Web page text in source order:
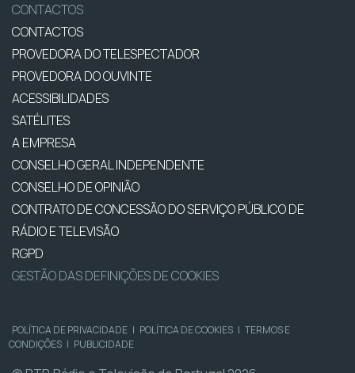
CONTACTOS
CONTACTOS
PROVEDORA DO TELESPECTADOR
PROVEDORA DO OUVINTE
ACESSIBILIDADES
SATÉLITES
A EMPRESA
CONSELHO GERAL INDEPENDENTE
CONSELHO DE OPINIÃO
CONTRATO DE CONCESSÃO DO SERVIÇO PÚBLICO DE
RÁDIO E TELEVISÃO
RGPD
GESTÃO DAS DEFINIÇÕES DE COOKIES
POLÍTICA DE PRIVACIDADE | POLÍTICA DE COOKIES | TERMOS E
CONDIÇÕES | PUBLICIDADE